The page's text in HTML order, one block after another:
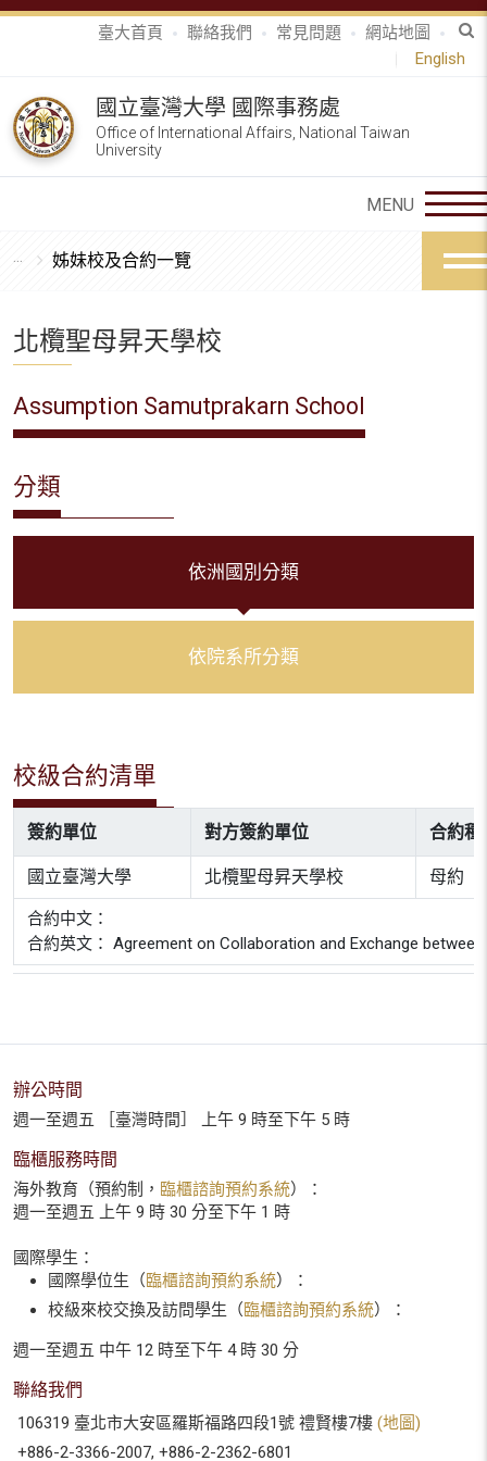
臺大首頁 聯絡我們 常見問題
網站地圖
English
國立臺灣大學 國際事務處
Office of International Affairs, National Taiwan
University
姊妹校及合約一覽
北欖聖母昇天學校
Assumption Samutprakarn School
分類
依洲國別分類
依院系所分類
校級合約清單
簽約單位 對方簽約單位 合約種
國立臺灣大學 北欖聖母昇天學校 母約
合約中文：
合約英文： Agreement on Collaboration and Exchange
辦公時間
週一至週五 ［臺灣時間］ 上午 9 時至下午 5 時
臨櫃服務時間
海外教育（預約制， 臨櫃諮詢預約系統）：
週一至週五 上午 9 時 30 分至下午 1 時
國際學生：
國際學位生（臨櫃諮詢預約系統）：
校級來校交換及訪問學生（臨櫃諮詢預約系統）：
週一至週五 中午 12 時至下午 4 時 30 分
聯絡我們
106319 臺北市大安區羅斯福路四段1號 禮賢樓7樓 (地圖)
+886-2-3366-2007, +886-2-2362-6801